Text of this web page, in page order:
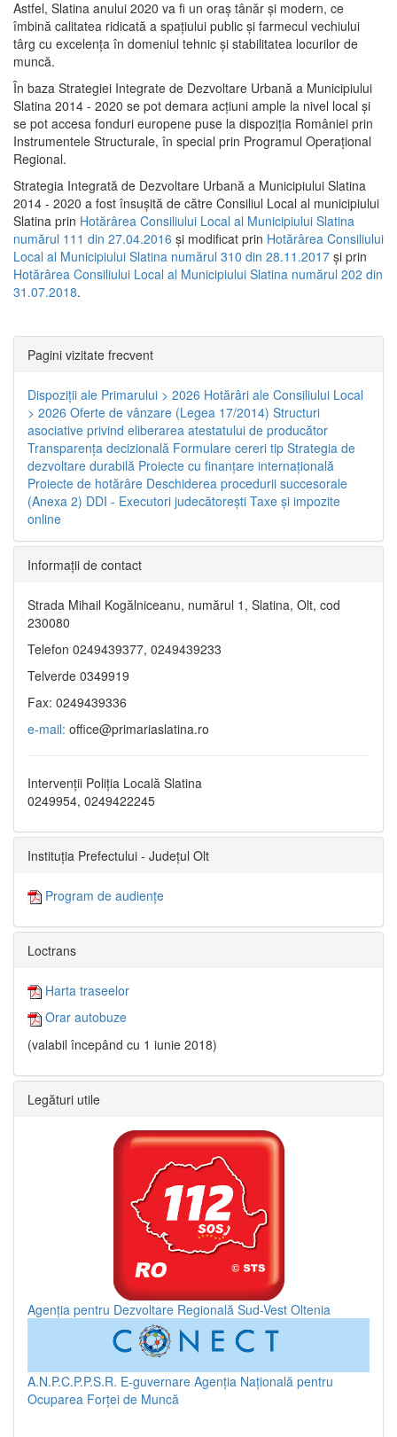
Astfel, Slatina anului 2020 va fi un oraş tânăr şi modern, ce
îmbină calitatea ridicată a spaţiului public şi farmecul vechiului
târg cu excelenţa în domeniul tehnic şi stabilitatea locurilor de
muncă.
În baza Strategiei Integrate de Dezvoltare Urbană a Municipiului
Slatina 2014 - 2020 se pot demara acţiuni ample la nivel local şi
se pot accesa fonduri europene puse la dispoziţia României prin
Instrumentele Structurale, în special prin Programul Operațional
Regional.
Strategia Integrată de Dezvoltare Urbană a Municipiului Slatina
2014 - 2020 a fost însuşită de către Consiliul Local al municipiului
Slatina prin Hotărârea Consiliului Local al Municipiului Slatina
numărul 111 din 27.04.2016 și modificat prin Hotărârea Consiliului
Local al Municipiului Slatina numărul 310 din 28.11.2017 și prin
Hotărârea Consiliului Local al Municipiului Slatina numărul 202 din
31.07.2018.
Pagini vizitate frecvent
Dispoziţii ale Primarului > 2026 Hotărâri ale Consiliului Local
> 2026 Oferte de vânzare (Legea 17/2014) Structuri
asociative privind eliberarea atestatului de producător
Transparenţa decizională Formulare cereri tip Strategia de
dezvoltare durabilă Proiecte cu finanţare internaţională
Proiecte de hotărâre Deschiderea procedurii succesorale
(Anexa 2) DDI - Executori judecătorești Taxe şi impozite
online
Informaţii de contact
Strada Mihail Kogălniceanu, numărul 1, Slatina, Olt, cod
230080
Telefon 0249439377, 0249439233
Telverde 0349919
Fax: 0249439336
e-mail: office@primariaslatina.ro
Intervenții Poliția Locală Slatina
0249954, 0249422245
Instituția Prefectului - Județul Olt
Program de audiențe
Loctrans
Harta traseelor
Orar autobuze
(valabil începând cu 1 iunie 2018)
Legături utile
Agenția pentru Dezvoltare Regională Sud-Vest Oltenia
A.N.P.C.P.P.S.R. E-guvernare Agenția Națională pentru
Ocuparea Forței de Muncă